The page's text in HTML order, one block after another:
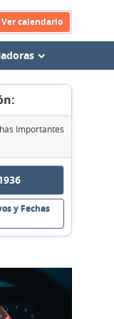
Ver calendario
Importantes
y Fechas